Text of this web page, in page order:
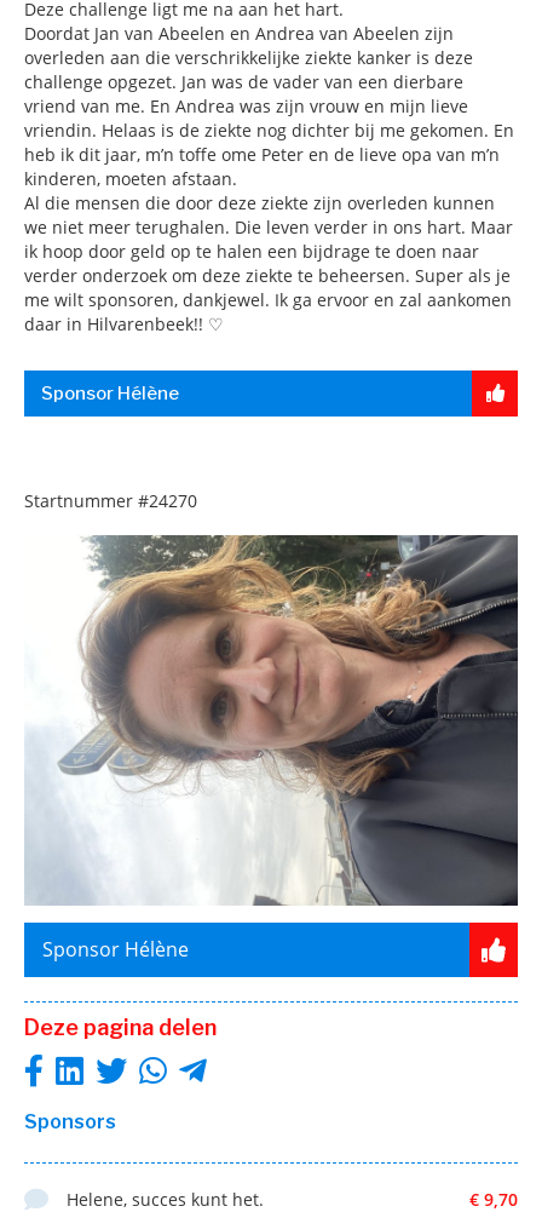
Deze challenge ligt me na aan het hart.
Doordat Jan van Abeelen en Andrea van Abeelen zijn
overleden aan die verschrikkelijke ziekte kanker is deze
challenge opgezet. Jan was de vader van een dierbare
vriend van me. En Andrea was zijn vrouw en mijn lieve
vriendin. Helaas is de ziekte nog dichter bij me gekomen. En
heb ik dit jaar, m’n toffe ome Peter en de lieve opa van m’n
kinderen, moeten afstaan.
Al die mensen die door deze ziekte zijn overleden kunnen
we niet meer terughalen. Die leven verder in ons hart. Maar
ik hoop door geld op te halen een bijdrage te doen naar
verder onderzoek om deze ziekte te beheersen. Super als je
me wilt sponsoren, dankjewel. Ik ga ervoor en zal aankomen
daar in Hilvarenbeek!! ♡
Sponsor Hélène
Startnummer #24270
Sponsor Hélène
Deze pagina delen
Sponsors
€ 9,70
Helene, succes kunt het.